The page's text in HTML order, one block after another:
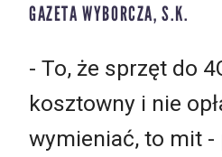
GAZETA WYBORCZA, S.K.
- To, że sprzęt do
kosztowny i nie
wymieniać, to mit -